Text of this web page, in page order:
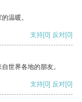
温暖。
支持[0] 反对[0]
世界各地的朋友。
支持[0] 反对[0]